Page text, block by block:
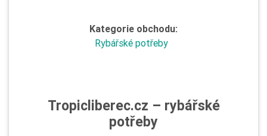
Kategorie obchodu:
Rybářské potřeby
Tropicliberec.cz – rybářské
potřeby